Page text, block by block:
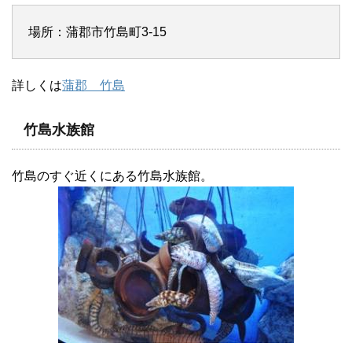
場所：蒲郡市竹島町3-15
詳しくは蒲郡 竹島
竹島水族館
竹島のすぐ近くにある竹島水族館。